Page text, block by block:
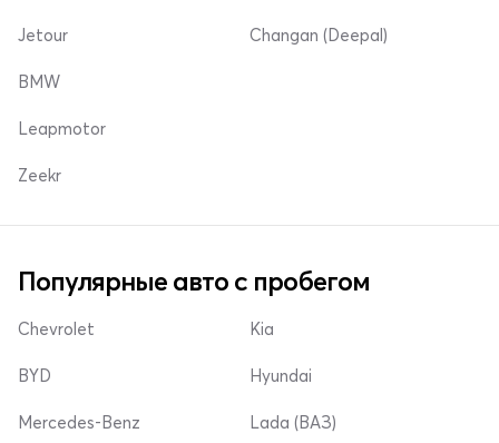
Jetour Changan (Deepal)
BMW
Leapmotor
Zeekr
Популярные авто с пробегом
Chevrolet
BYD
Mercedes-Benz
Kia
Hyundai
Lada (ВАЗ)